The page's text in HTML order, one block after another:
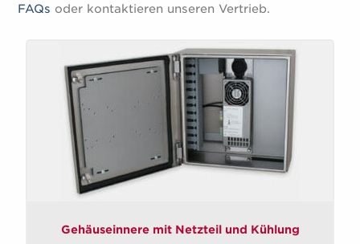
FAQs oder kontaktieren unseren Vertrieb.
Gehäuseinnere mit Netzteil und Kühlung